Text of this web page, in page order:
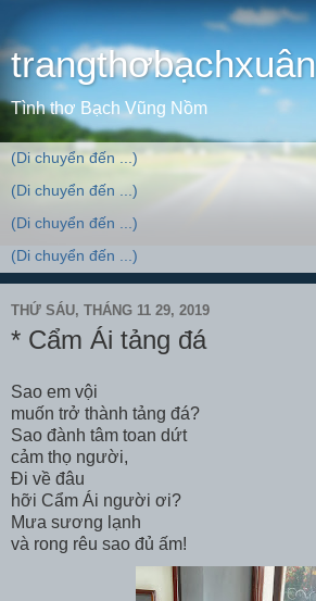
Tình thơ Bạch Vũng Nồm
THỨ SÁU, THÁNG 11 29, 2019
* Cẩm Ái tảng đá
Sao em vội
muốn trở thành tảng đá?
Sao đành tâm toan dứt
cảm thọ người,
Đi về đâu
hỡi Cẩm Ái người ơi?
Mưa sương lạnh
và rong rêu sao đủ ấm!